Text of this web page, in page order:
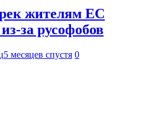
жителям ЕС
за русофобов
5 месяцев спустя 0